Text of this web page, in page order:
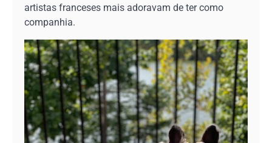
artistas franceses mais adoravam de ter como
companhia.